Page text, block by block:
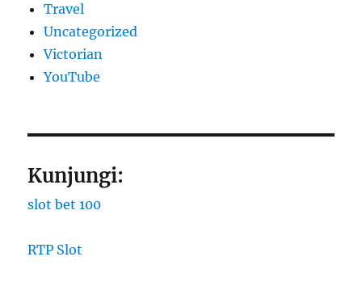
Travel
Uncategorized
Victorian
YouTube
Kunjungi:
slot bet 100
RTP Slot